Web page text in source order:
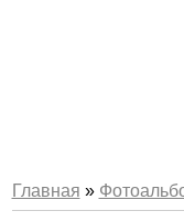
Главная »